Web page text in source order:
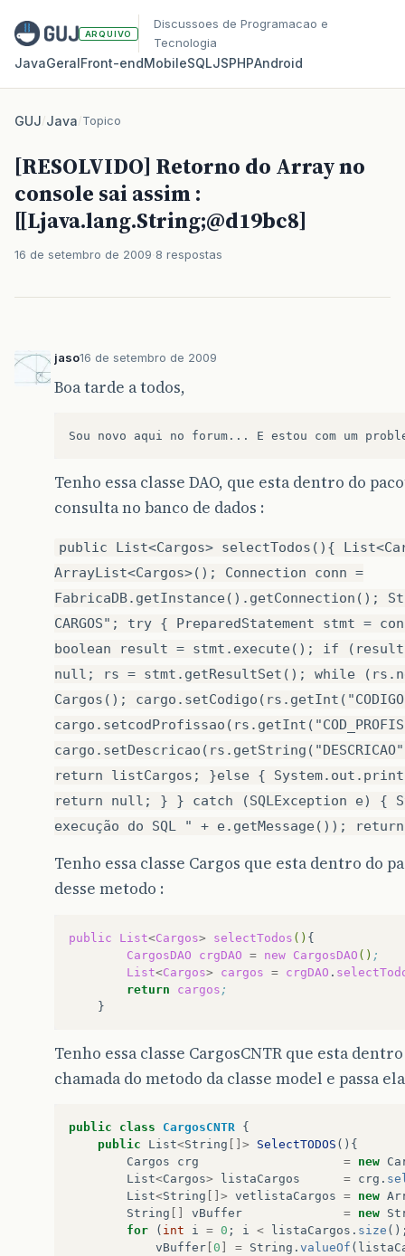
ARQUIVO
Discussoes de Programacao e
Tecnologia
JavaGeralFront‑endMobileSQLJSPHPAndroid
GUJ/Java/Topico
[RESOLVIDO] Retorno do Array no
console sai assim :
[[Ljava.lang.String;@d19bc8]
16 de setembro de 2009 8 respostas
jaso16 de setembro de 2009
Boa tarde a todos,
Sou novo aqui no forum ... E estou com um
Tenho essa classe DAO, que esta dentro do
consulta no banco de dados :
public List<Cargos> selectTodos(){
ArrayList<Cargos>(); Connection conn =
FabricaDB.getInstance().getConnection();
CARGOS"; try { PreparedStatement stmt =
boolean result = stmt.execute(); if
null; rs = stmt.getResultSet(); while
Cargos();
return listCargos; }else {
return null; } } catch (SQLException e) {
execução do SQL " + e.getMessage());
Tenho essa classe Cargos que esta dentro do
desse metodo :
public List<Cargos> selectTodos ()
CargosDAO
crgDAO = new CargosDAO () ;
List<Cargos> cargos = crgDAO .
return
cargos ;
Tenho essa classe CargosCNTR que esta
chamada do metodo da classe model e passa
public class CargosCNTR {
public
List<String []> SelectTODOS (){
Cargos
crg = new
List<Cargos> listaCargos = crg .
List<String []> vetlistaCargos = new
String
vBuffer = new
for
( int i = 0 ; i < listaCargos . size
vBuffer 0 = String . valueOf (